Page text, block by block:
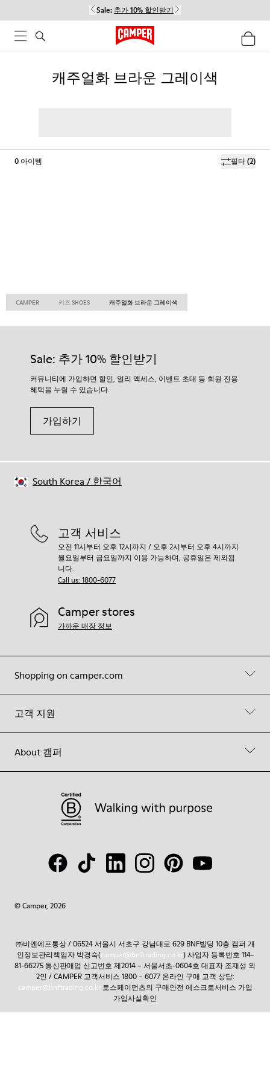
Sale: 추가 10% 할인받기
캐주얼화 브라운 그레이색
필터 (2)
0 아이템
CAMPER 키즈 SHOES 캐주얼화 브라운 그레이색
Sale: 추가 10% 할인받기
커뮤니티에 가입하면 할인, 얼리 액세스, 이벤트 초대 등 회원 전용
혜택을 누릴 수 있습니다.
가입하기
Shopping on camper.com
고객 지원
About 캠퍼
고객 서비스
오전 11시부터 오후 12시까지 / 오후 2시부터 오후 4시까지
월요일부터 금요일까지 이용 가능하며, 공휴일은 제외됩
니다.
Call us: 1800-6077
Camper stores
가까운 매장 정보
© Camper, 2026
South Korea / 한국어
㈜비엔에프통상 / 06524 서울시 서초구 강남대로 629 BNF빌딩 10층 캠퍼 개
인정보관리책임자 박경숙(camper@bnftrading.co.kr) 사업자 등록번호 114-
81-66275 통신판매업 신고번호 제2014 – 서울서초-0604호 대표자 조재성 외
2인 / CAMPER 고객서비스 1800 – 6077 온라인 구매 고객 상담:
camper@bnftrading.co.kr토스페이먼츠의 구매안전 에스크로서비스 가입
가입사실확인